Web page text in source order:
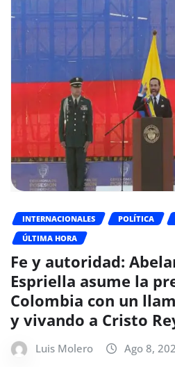
INTERNACIONALES POLÍTICA
ÚLTIMA HORA
Fe y autoridad:
Espriella asume la
Colombia con un
y vivando a Cristo
Luis Molero Ago 8,